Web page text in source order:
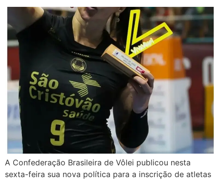
A Confederação Brasileira de Vôlei publicou nesta
sexta-feira sua nova política para a inscrição de atletas